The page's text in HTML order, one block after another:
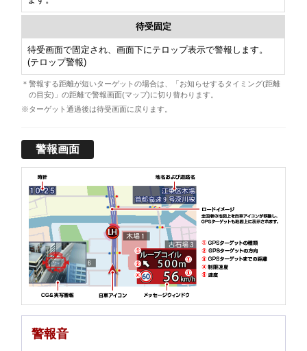
待受固定
待受画面で固定され、画面下にテロップ表示で警報します。
(テロップ警報)
＊警報する距離が短いターゲットの場合は、「お知らせするタイミング(距離
の目安)」の距離で警報画面(マップ)に切り替わります。
※ターゲット通過後は待受画面に戻ります。
警報画面
警報音